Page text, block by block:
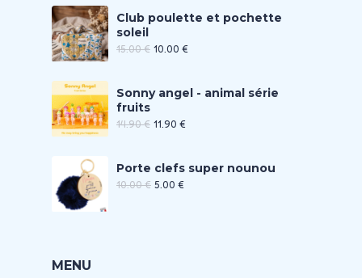
Club poulette et pochette
soleil
15.00€ 10.00 €
Sonny angel - animal série
fruits
14.90€ 11.90 €
Porte clefs super nounou
10.00€ 5.00 €
MENU